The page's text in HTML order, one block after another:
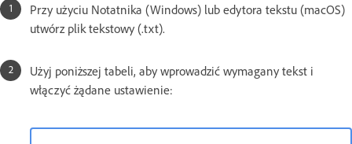
Przy użyciu Notatnika (Windows) lub edytora tekstu (macOS)
utwórz plik tekstowy (.txt).
Użyj poniższej tabeli, aby wprowadzić wymagany tekst i
włączyć żądane ustawienie: